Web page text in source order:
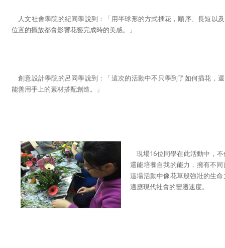
人文社會學院的紀同學說到：「用半球形的方式插花，順序、長短以及
位置的擺放都會影響花藝完成時的美感。」
創意設計學院的呂同學說到：「這次的活動中不只學到了如何插花，還
能善用手上的素材搭配創造。」
現場16位同學在此活動中，
還能培養自我的能力，擁有不
這場活動中像花草般強壯的生
適應現代社會的變遷速度。